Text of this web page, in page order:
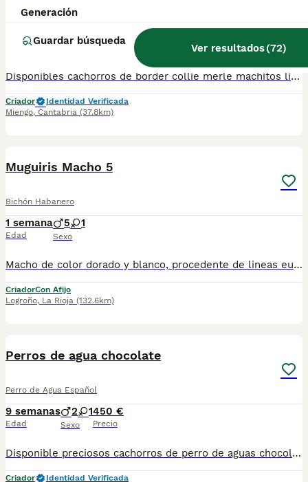
Generación
Guardar búsqueda
Ver resultados(72)
Border Collie
10 semanas
Edad
3 360 €
Precio
Disponibles cachorros de border collie merle machitos listos para entregar, sociabilizados con personas y otros animales, vacunados y desparasitados acorde a su edad. Mas información contactar 623405567
Criador
Identidad Verificada
Miengo, Cantabria (37.8km)
Muguiris Macho 5
Bichón Habanero
1 semana
Edad
5 1
Sexo
Macho de color dorado y blanco, procedente de lineas europeas. Padres aptos para la crianza. Garantías, seriedad y profesionalidad. Más de 20 años de experiencia en la raza. El bichón habanero es una raza pura. Cuidado con las mezclas, que no son razas.
CriadorCon Afijo
Logroño, La Rioja (132.6km)
Perros de agua chocolate
Perro de Agua Español
9 semanas
Edad
2 1
Sexo
450 €
Precio
Disponible preciosos cachorros de perro de aguas chocolate listos para entregar, vacunados y desparasitados acorde a su edad. Kit de inicio royal canin. Mas información contactar 623405567
Criador
Identidad Verificada